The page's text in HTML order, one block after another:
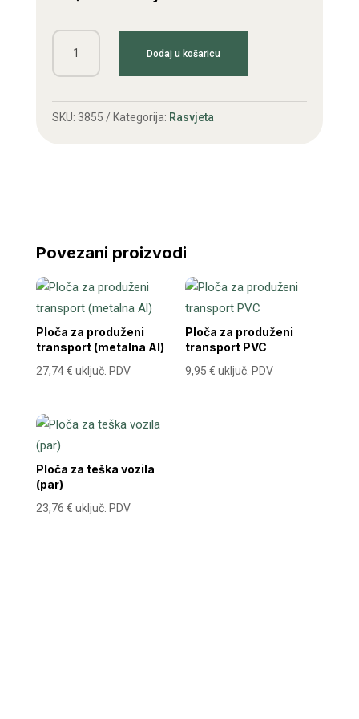
Ploča
vozila
(par)
Dodaj u košaricu
SKU: 3855 Kategorija: Rasvjeta
Povezani proizvodi
Ploča za produženi
transport (metalna Al)
27,74€ uključ. PDV
Ploča za produženi
transport PVC
9,95€ uključ. PDV
Ploča za teška vozila
(par)
23,76 € uključ. PDV